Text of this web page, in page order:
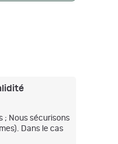
; Nous sécurisons
Dans le cas